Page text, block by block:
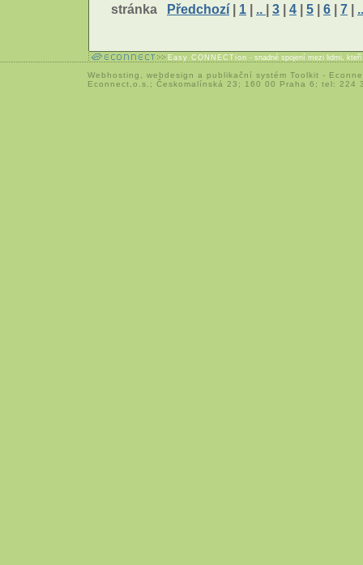
stránka Předchozí| 1 | .. | 3 | 4 | 5 | 6 | 7 | ..
Easy CONNECTion - snadné spojení mezi lidmi,
Webhosting webdesign a publikační systém Toolkit -
Econnect,o.s.; Českomalínská 23; 160 00 Praha 6; tel: 224